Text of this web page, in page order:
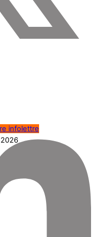
infolettre
2026